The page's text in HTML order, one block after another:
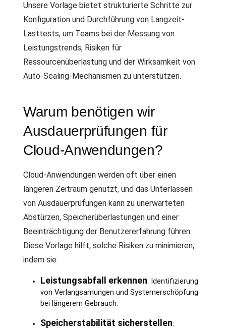
Unsere Vorlage bietet strukturierte Schritte zur
Konfiguration und Durchführung von Langzeit-
Lasttests, um Teams bei der Messung von
Leistungstrends, Risiken für
Ressourcenüberlastung und der Wirksamkeit von
Auto-Scaling-Mechanismen zu unterstützen.
Warum benötigen wir
Ausdauerprüfungen für
Cloud-Anwendungen?
Cloud-Anwendungen werden oft über einen
längeren Zeitraum genutzt, und das Unterlassen
von Ausdauerprüfungen kann zu unerwarteten
Abstürzen, Speicherüberlastungen und einer
Beeinträchtigung der Benutzererfahrung führen.
Diese Vorlage hilft, solche Risiken zu minimieren,
indem sie:
Leistungsabfall erkennen: Identifizierung
von Verlangsamungen und Systemerschöpfung
bei längerem Gebrauch.
Speicherstabilität sicherstellen: